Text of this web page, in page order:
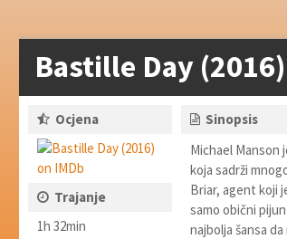
Bastille Day (2016)
Ocjena
Trajanje
1h 32min
Sinopsis
Michael Manson
koja sadrži
Briar, agent koji
samo obični
najbolja šansa